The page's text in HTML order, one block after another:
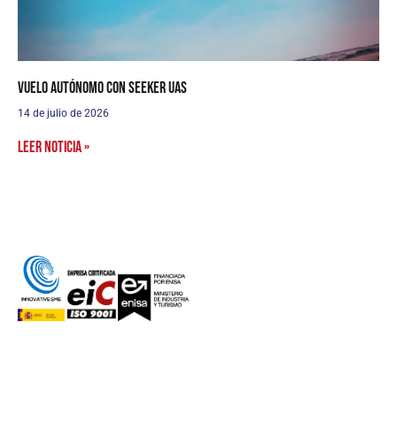
Vuelo autónomo con Seeker UAS
14 de julio de 2026
Leer noticia »